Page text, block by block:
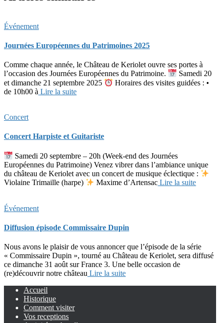
Événement
Journées Européennes du Patrimoines 2025
Comme chaque année, le Château de Keriolet ouvre ses portes à
l’occasion des Journées Européennes du Patrimoine.
Samedi 20
et dimanche 21 septembre 2025
Horaires des visites guidées : •
de 10h00 à Lire la suite
Concert
Concert Harpiste et Guitariste
Samedi 20 septembre – 20h (Week-end des Journées
Européennes du Patrimoine) Venez vibrer dans l’ambiance unique
du château de Keriolet avec un concert de musique éclectique :
Violaine Trimaille (harpe)
Maxime d’Artensac Lire la suite
Événement
Diffusion épisode Commissaire Dupin
Nous avons le plaisir de vous annoncer que l’épisode de la série
« Commissaire Dupin », tourné au Château de Keriolet, sera diffusé
ce dimanche 31 août sur France 3. Une belle occasion de
(re)découvrir notre château Lire la suite
Accueil
Historique
Comment visiter
Vos receptions